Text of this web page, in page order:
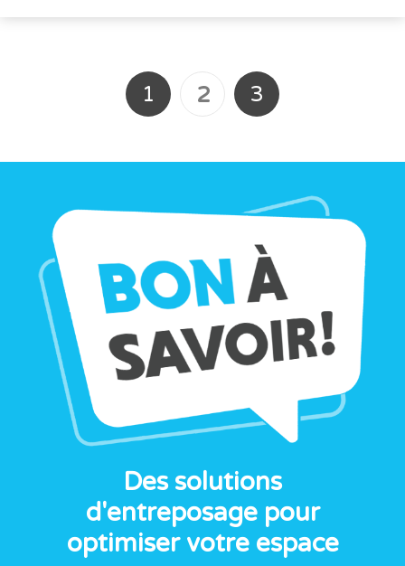
1 2 3
Des solutions
d'entreposage pour
optimiser votre espace